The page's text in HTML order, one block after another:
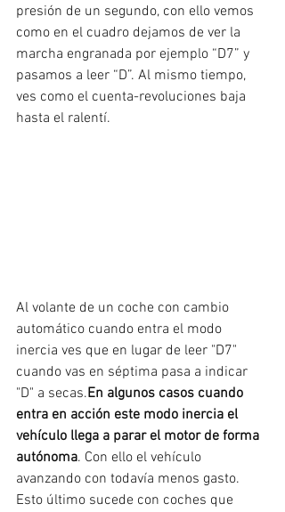
presión de un segundo, con ello vemos
como en el cuadro dejamos de ver la
marcha engranada por ejemplo “D7” y
pasamos a leer “D”. Al mismo tiempo,
ves como el cuenta-revoluciones baja
hasta el ralentí.
Al volante de un coche con cambio
automático cuando entra el modo
inercia ves que en lugar de leer "D7"
cuando vas en séptima pasa a indicar
"D" a secas.En algunos casos cuando
entra en acción este modo inercia el
vehículo llega a parar el motor de forma
autónoma. Con ello el vehículo
avanzando con todavía menos gasto.
Esto último sucede con coches que